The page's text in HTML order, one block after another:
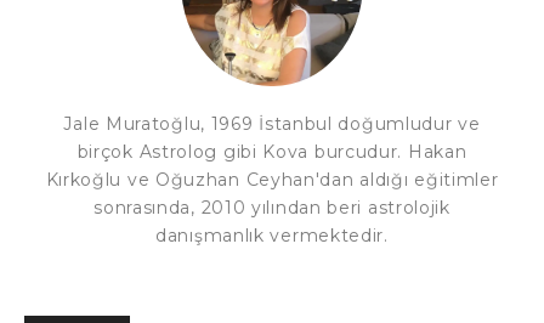
Jale Muratoğlu, 1969 İstanbul doğumludur ve
birçok Astrolog gibi Kova burcudur. Hakan
Kırkoğlu ve Oğuzhan Ceyhan'dan aldığı eğitimler
sonrasında, 2010 yılından beri astrolojik
danışmanlık vermektedir.